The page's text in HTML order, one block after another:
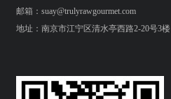
邮箱：suay@trulyrawgourmet.com
地址：南京市江宁区清水亭西路2-20号3楼